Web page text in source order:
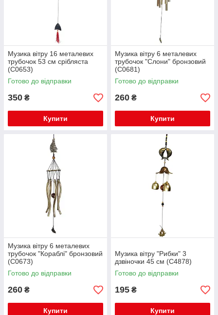
Музика вітру 16 металевих
трубочок 53 см срібляста
(С0653)
Готово до відправки
350 ₴
Купити
Музика вітру 6 металевих
трубочок "Слони" бронзовий
(С0681)
Готово до відправки
260 ₴
Купити
Музика вітру 6 металевих
трубочок "Кораблі" бронзовий
(С0673)
Готово до відправки
260 ₴
Купити
Музика вітру "Рибки" 3
дзвіночки 45 см (C4878)
Готово до відправки
195 ₴
Купити